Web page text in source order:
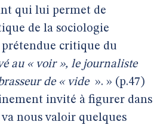
qui lui permet de
de la sociologie
prétendue critique du
au « voir », le journaliste
de « vide ». » (p.47)
invité à figurer dans
nous valoir quelques